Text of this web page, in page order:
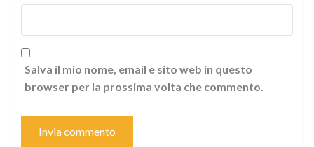
Salva il mio nome, email e sito web in questo
browser per la prossima volta che commento.